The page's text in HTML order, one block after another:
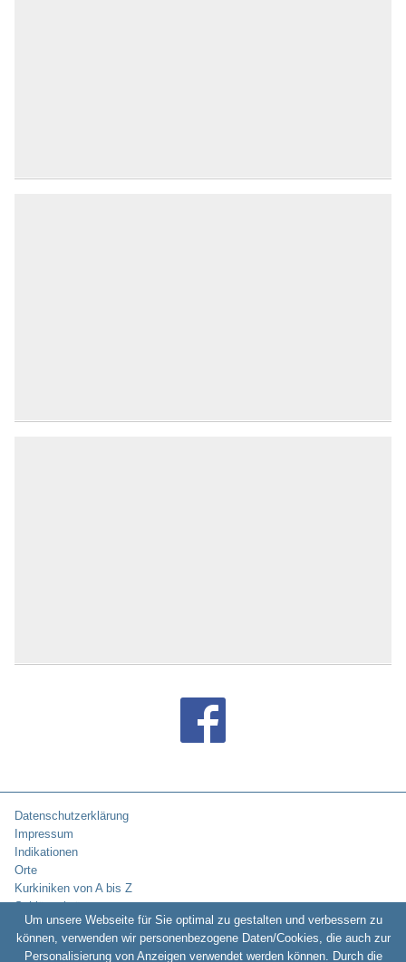
Datenschutzerklärung
Impressum
Indikationen
Orte
Kurkiniken von A bis Z
Schlüsselwörter
Um unsere Webseite für Sie optimal zu gestalten und verbessern zu
können, verwenden wir personenbezogene Daten/Cookies, die auch zur
Personalisierung von Anzeigen verwendet werden können. Durch die